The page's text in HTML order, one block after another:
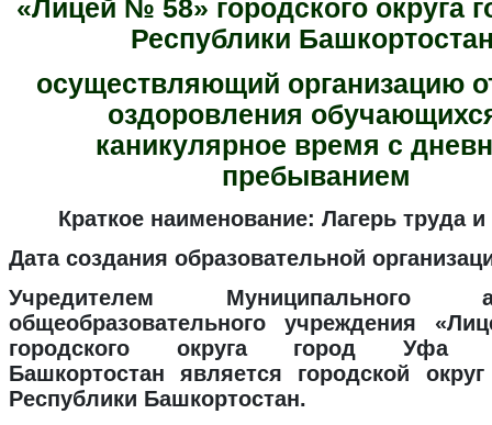
«Лицей № 58» городского округа
Республики
осуществляющий организацию
оздоровления
каникулярное время с
пребыванием
Краткое наименование: Лагерь труда
Дата создания образовательной
Учредителем Муниципального
общеобразовательного учреждения
городского округа город Уфа
Башкортостан является городской
Республики Башкортостан.